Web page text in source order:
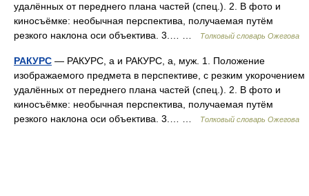
удалённых от переднего плана частей (спец.). 2. В фото и
киносъёмке: необычная перспектива, получаемая путём
резкого наклона оси объектива. 3.… …
Толковый словарь Ожегова
РАКУРС — РАКУРС, а и РАКУРС, а, муж. 1. Положение
изображаемого предмета в перспективе, с резким укорочением
удалённых от переднего плана частей (спец.). 2. В фото и
киносъёмке: необычная перспектива, получаемая путём
резкого наклона оси объектива. 3.… …
Толковый словарь Ожегова